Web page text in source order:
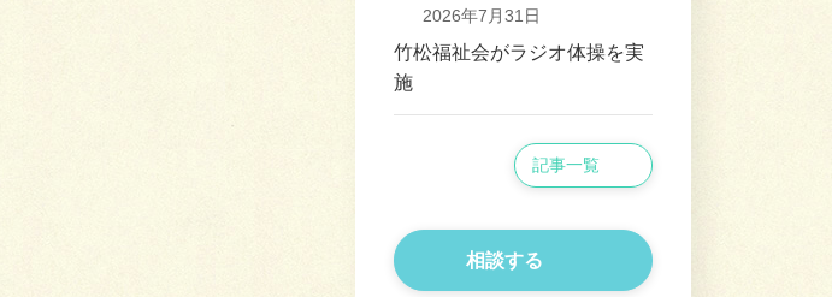
2026年7月31日
竹松福祉会がラジオ体操を実
施
記事一覧
相談する